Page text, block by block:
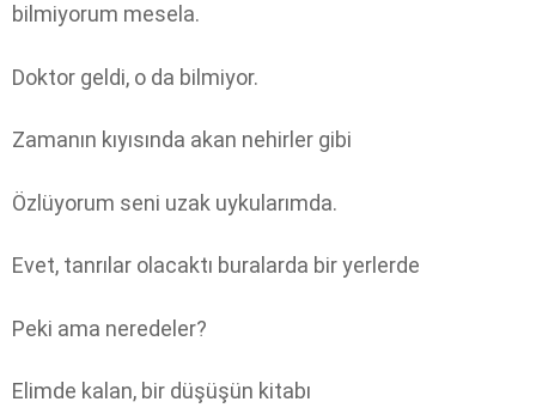
bilmiyorum mesela.
Doktor geldi, o da bilmiyor.
Zamanın kıyısında akan nehirler gibi
Özlüyorum seni uzak uykularımda.
Evet, tanrılar olacaktı buralarda bir yerlerde
Peki ama neredeler?
Elimde kalan, bir düşüşün kitabı